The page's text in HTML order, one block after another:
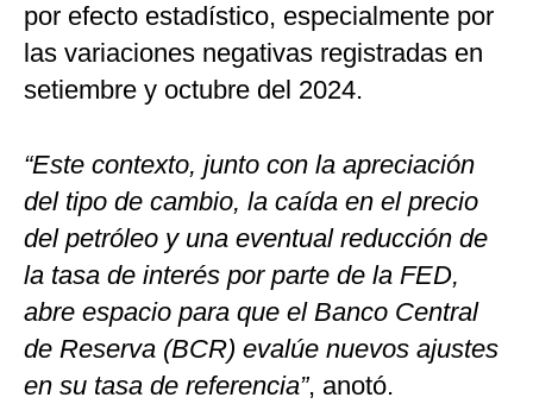
por efecto estadístico, especialmente por
las variaciones negativas registradas en
setiembre y octubre del 2024.
“Este contexto, junto con la apreciación
del tipo de cambio, la caída en el precio
del petróleo y una eventual reducción de
la tasa de interés por parte de la FED,
abre espacio para que el Banco Central
de Reserva (BCR) evalúe nuevos ajustes
en su tasa de referencia”, anotó.